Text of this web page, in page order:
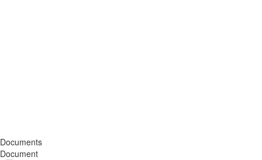
Documents
Document